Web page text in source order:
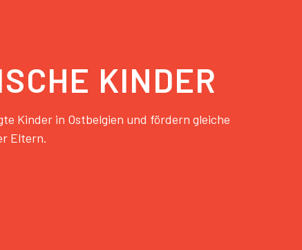
KINDER
Kinder in Ostbelgien und fördern gleiche
Eltern.